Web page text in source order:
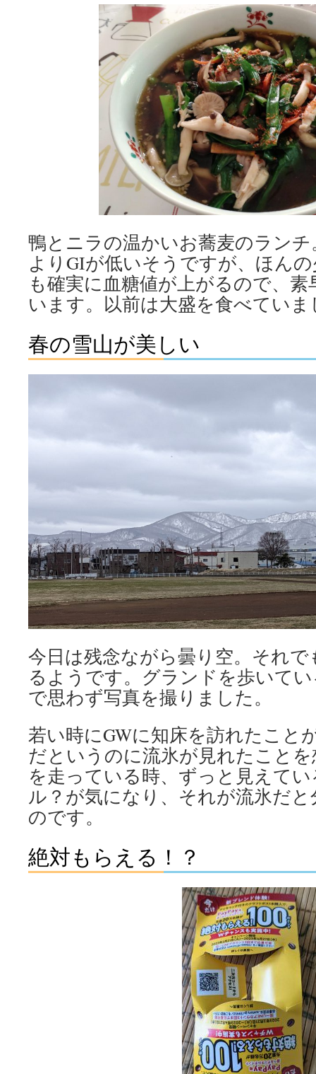
鴨とニラの温かいお蕎麦のラン
よりGIが低いそうですが、ほん
も確実に血糖値が上がるので、
います。以前は大盛を食べてい
春の雪山が美しい
今日は残念ながら曇り空。それ
るようです。グランドを歩いて
で思わず写真を撮りました。
若い時にGWに知床を訪れたこと
だというのに流氷が見れたこと
を走っている時、ずっと見えて
ル？が気になり、それが流氷だ
のです。
絶対もらえる！？